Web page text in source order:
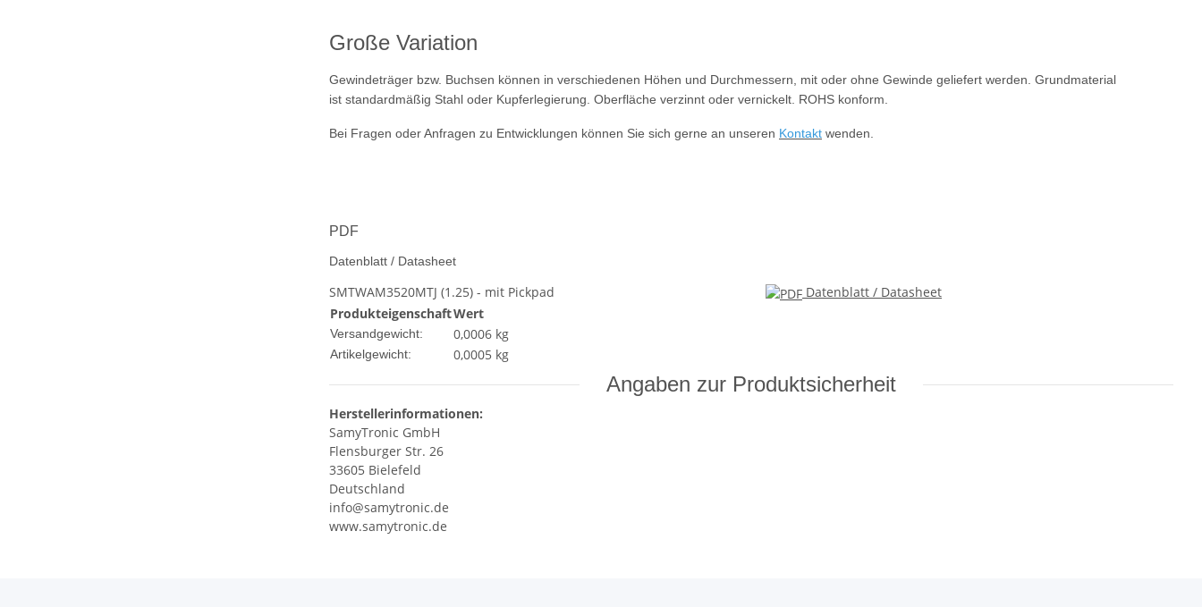
Große Variation
Gewindeträger bzw. Buchsen können in verschiedenen Höhen und Durchmessern, mit oder ohne Gewinde geliefert werden. Grundmaterial
ist standardmäßig Stahl oder Kupferlegierung. Oberfläche verzinnt oder vernickelt. ROHS konform.
Bei Fragen oder Anfragen zu Entwicklungen können Sie sich gerne an unseren Kontakt wenden.
PDF
Datenblatt / Datasheet
SMTWAM3520MTJ (1.25) - mit Pickpad
Datenblatt / Datasheet
ProdukteigenschaftWert
Versandgewicht: 0,0006 kg
Artikelgewicht: 0,0005 kg
Angaben zur Produktsicherheit
Herstellerinformationen:
SamyTronic GmbH
Flensburger Str. 26
33605 Bielefeld
Deutschland
info@samytronic.de
www.samytronic.de